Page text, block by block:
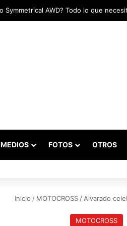
marcaron el inicio del Campeonato de
MEDIOS FOTOS OTROS
Inicio / MOTOCROSS / Alvarado
MOTOCROSS